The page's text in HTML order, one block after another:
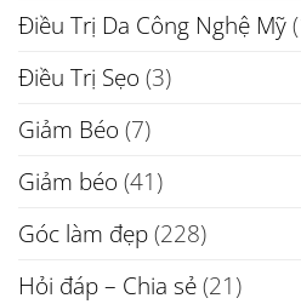
Điều Trị Da Công Nghệ Mỹ
Điều Trị Sẹo (3)
Giảm Béo (7)
Giảm béo (41)
Góc làm đẹp(228)
Hỏi đáp – Chia sẻ(21)